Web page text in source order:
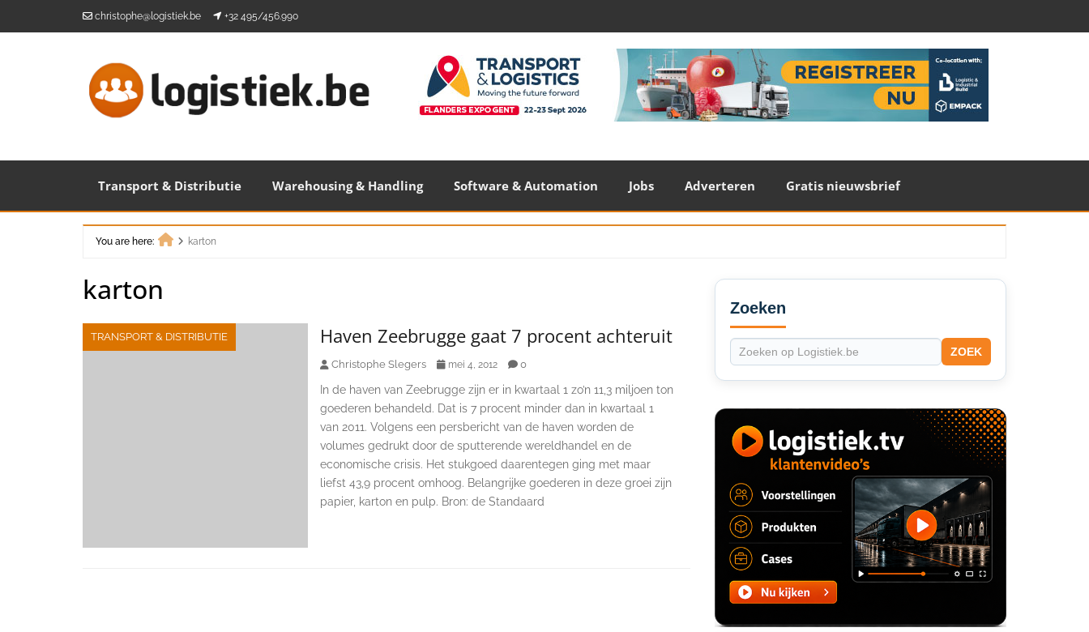
christophe@logistiek.be +32 495/456.990
Transport & Distributie Warehousing & Handling Software & Automation Jobs Adverteren Gratis nieuwsbrief
You are here:
karton
karton
TRANSPORT & DISTRIBUTIE Haven Zeebrugge gaat 7 procent achteruit
Christophe Slegers mei 4, 2012 0
In de haven van Zeebrugge zijn er in kwartaal 1 zo’n 11,3 miljoen ton
goederen behandeld. Dat is 7 procent minder dan in kwartaal 1
van 2011. Volgens een persbericht van de haven worden de
volumes gedrukt door de sputterende wereldhandel en de
economische crisis. Het stukgoed daarentegen ging met maar
liefst 43,9 procent omhoog. Belangrijke goederen in deze groei zijn
papier, karton en pulp. Bron: de Standaard
Secondary
Sidebar
Zoeken
ZOEK